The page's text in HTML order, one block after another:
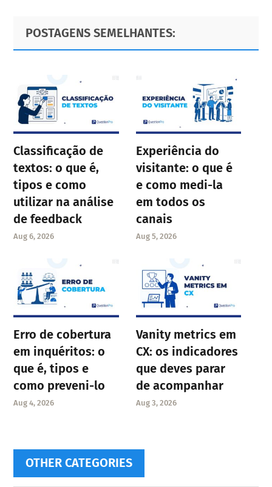
Primary
Sidebar
Footer
POSTAGENS SEMELHANTES:
Classificação de
textos: o que é,
tipos e como
utilizar na análise
de feedback
Aug 6, 2026
Experiência do
visitante: o que é
e como medi-la
em todos os
canais
Aug 5, 2026
Erro de cobertura
em inquéritos: o
que é, tipos e
como preveni-lo
Aug 4, 2026
Vanity metrics em
CX: os indicadores
que deves parar
de acompanhar
Aug 3, 2026
OTHER CATEGORIES